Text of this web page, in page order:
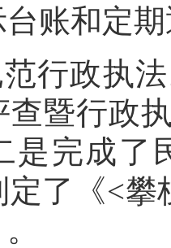
账和定
行政执
查暨行政
是完成了
了《<